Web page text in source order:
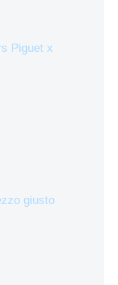
Piguet x
giusto